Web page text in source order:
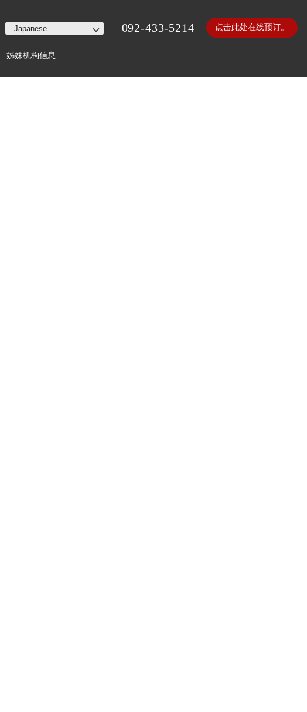
姊妹机构信息
092-433-5214 点击此处在线预订。